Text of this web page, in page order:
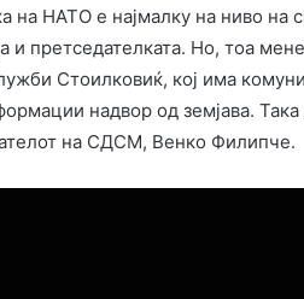
на НАТО е најмалку на ниво на
и претседателката. Но, тоа
Стоилковиќ, кој има
надвор од земјава.
на СДСМ, Венко Филипче.